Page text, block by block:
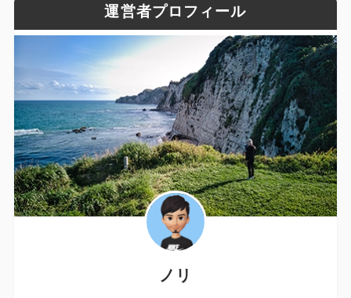
運営者プロフィール
ノリ